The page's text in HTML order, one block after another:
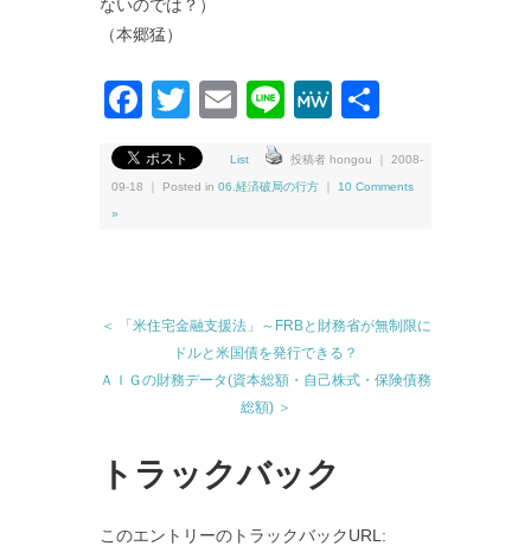
ないのでは？）
（本郷猛）
Facebook
Twitter
EmailLineMeWe
List 投稿者 hongou ｜ 2008-
09-18 ｜ Posted in 06.経済破局の行方 10 Comments
»
＜ 「米住宅金融支援法」～FRBと財務省が無制限に
ドルと米国債を発行できる？
ＡＩＧの財務データ(資本総額・自己株式・保険債務
総額) ＞
トラックバック
このエントリーのトラックバックURL: